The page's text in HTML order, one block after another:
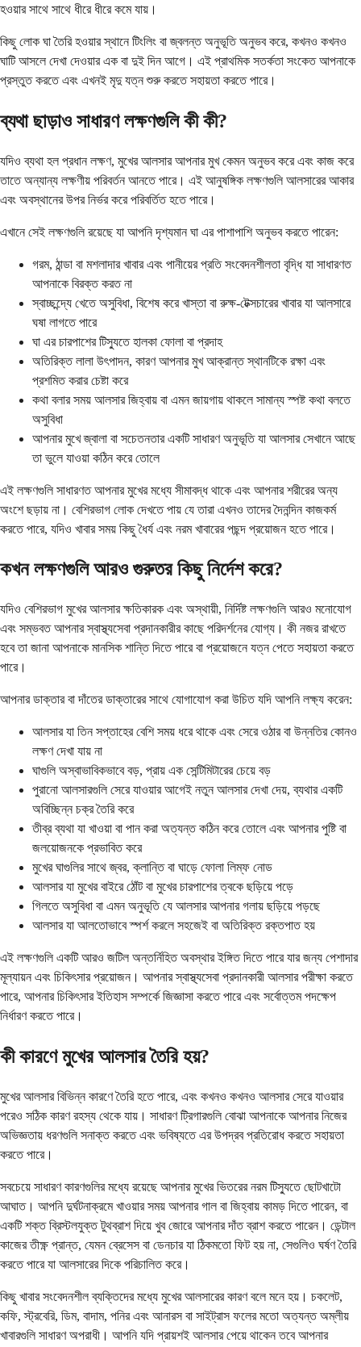
হওয়ার সাথে সাথে ধীরে ধীরে কমে যায়।
কিছু লোক ঘা তৈরি হওয়ার স্থানে টিংলিং বা জ্বলন্ত অনুভূতি অনুভব করে, কখনও কখনও
ঘাটি আসলে দেখা দেওয়ার এক বা দুই দিন আগে। এই প্রাথমিক সতর্কতা সংকেত আপনাকে
প্রস্তুত করতে এবং এখনই মৃদু যত্ন শুরু করতে সহায়তা করতে পারে।
ব্যথা ছাড়াও সাধারণ লক্ষণগুলি কী কী?
যদিও ব্যথা হল প্রধান লক্ষণ, মুখের আলসার আপনার মুখ কেমন অনুভব করে এবং কাজ করে
তাতে অন্যান্য লক্ষণীয় পরিবর্তন আনতে পারে। এই আনুষঙ্গিক লক্ষণগুলি আলসারের আকার
এবং অবস্থানের উপর নির্ভর করে পরিবর্তিত হতে পারে।
এখানে সেই লক্ষণগুলি রয়েছে যা আপনি দৃশ্যমান ঘা এর পাশাপাশি অনুভব করতে পারেন:
গরম, ঠান্ডা বা মশলাদার খাবার এবং পানীয়ের প্রতি সংবেদনশীলতা বৃদ্ধি যা সাধারণত
আপনাকে বিরক্ত করত না
স্বাচ্ছন্দ্যে খেতে অসুবিধা, বিশেষ করে খাস্তা বা রুক্ষ-টেক্সচারের খাবার যা আলসারে
ঘষা লাগতে পারে
ঘা এর চারপাশের টিস্যুতে হালকা ফোলা বা প্রদাহ
অতিরিক্ত লালা উৎপাদন, কারণ আপনার মুখ আক্রান্ত স্থানটিকে রক্ষা এবং
প্রশমিত করার চেষ্টা করে
কথা বলার সময় আলসার জিহ্বায় বা এমন জায়গায় থাকলে সামান্য স্পষ্ট কথা বলতে
অসুবিধা
আপনার মুখে জ্বালা বা সচেতনতার একটি সাধারণ অনুভূতি যা আলসার সেখানে আছে
তা ভুলে যাওয়া কঠিন করে তোলে
এই লক্ষণগুলি সাধারণত আপনার মুখের মধ্যে সীমাবদ্ধ থাকে এবং আপনার শরীরের অন্য
অংশে ছড়ায় না। বেশিরভাগ লোক দেখতে পায় যে তারা এখনও তাদের দৈনন্দিন কাজকর্ম
করতে পারে, যদিও খাবার সময় কিছু ধৈর্য এবং নরম খাবারের পছন্দ প্রয়োজন হতে পারে।
কখন লক্ষণগুলি আরও গুরুতর কিছু নির্দেশ করে?
যদিও বেশিরভাগ মুখের আলসার ক্ষতিকারক এবং অস্থায়ী, নির্দিষ্ট লক্ষণগুলি আরও মনোযোগ
এবং সম্ভবত আপনার স্বাস্থ্যসেবা প্রদানকারীর কাছে পরিদর্শনের যোগ্য। কী নজর রাখতে
হবে তা জানা আপনাকে মানসিক শান্তি দিতে পারে বা প্রয়োজনে যত্ন পেতে সহায়তা করতে
পারে।
আপনার ডাক্তার বা দাঁতের ডাক্তারের সাথে যোগাযোগ করা উচিত যদি আপনি লক্ষ্য করেন:
আলসার যা তিন সপ্তাহের বেশি সময় ধরে থাকে এবং সেরে ওঠার বা উন্নতির কোনও
লক্ষণ দেখা যায় না
ঘাগুলি অস্বাভাবিকভাবে বড়, প্রায় এক সেন্টিমিটারের চেয়ে বড়
পুরানো আলসারগুলি সেরে যাওয়ার আগেই নতুন আলসার দেখা দেয়, ব্যথার একটি
অবিচ্ছিন্ন চক্র তৈরি করে
তীব্র ব্যথা যা খাওয়া বা পান করা অত্যন্ত কঠিন করে তোলে এবং আপনার পুষ্টি বা
জলয়োজনকে প্রভাবিত করে
মুখের ঘাগুলির সাথে জ্বর, ক্লান্তি বা ঘাড়ে ফোলা লিম্ফ নোড
আলসার যা মুখের বাইরে ঠোঁট বা মুখের চারপাশের ত্বকে ছড়িয়ে পড়ে
গিলতে অসুবিধা বা এমন অনুভূতি যে আলসার আপনার গলায় ছড়িয়ে পড়ছে
আলসার যা আলতোভাবে স্পর্শ করলে সহজেই বা অতিরিক্ত রক্তপাত হয়
এই লক্ষণগুলি একটি আরও জটিল অন্তর্নিহিত অবস্থার ইঙ্গিত দিতে পারে যার জন্য পেশাদার
মূল্যায়ন এবং চিকিৎসার প্রয়োজন। আপনার স্বাস্থ্যসেবা প্রদানকারী আলসার পরীক্ষা করতে
পারে, আপনার চিকিৎসার ইতিহাস সম্পর্কে জিজ্ঞাসা করতে পারে এবং সর্বোত্তম পদক্ষেপ
নির্ধারণ করতে পারে।
কী কারণে মুখের আলসার তৈরি হয়?
মুখের আলসার বিভিন্ন কারণে তৈরি হতে পারে, এবং কখনও কখনও আলসার সেরে যাওয়ার
পরেও সঠিক কারণ রহস্য থেকে যায়। সাধারণ ট্রিগারগুলি বোঝা আপনাকে আপনার নিজের
অভিজ্ঞতায় ধরণগুলি সনাক্ত করতে এবং ভবিষ্যতে এর উপদ্রব প্রতিরোধ করতে সহায়তা
করতে পারে।
সবচেয়ে সাধারণ কারণগুলির মধ্যে রয়েছে আপনার মুখের ভিতরের নরম টিস্যুতে ছোটখাটো
আঘাত। আপনি দুর্ঘটনাক্রমে খাওয়ার সময় আপনার গাল বা জিহ্বায় কামড় দিতে পারেন, বা
একটি শক্ত ব্রিস্টলযুক্ত টুথব্রাশ দিয়ে খুব জোরে আপনার দাঁত ব্রাশ করতে পারেন। ডেন্টাল
কাজের তীক্ষ্ণ প্রান্ত, যেমন ব্রেসেস বা ডেনচার যা ঠিকমতো ফিট হয় না, সেগুলিও ঘর্ষণ তৈরি
করতে পারে যা আলসারের দিকে পরিচালিত করে।
কিছু খাবার সংবেদনশীল ব্যক্তিদের মধ্যে মুখের আলসারের কারণ বলে মনে হয়। চকলেট,
কফি, স্ট্রবেরি, ডিম, বাদাম, পনির এবং আনারস বা সাইট্রাস ফলের মতো অত্যন্ত অম্লীয়
খাবারগুলি সাধারণ অপরাধী। আপনি যদি প্রায়শই আলসার পেয়ে থাকেন তবে আপনার